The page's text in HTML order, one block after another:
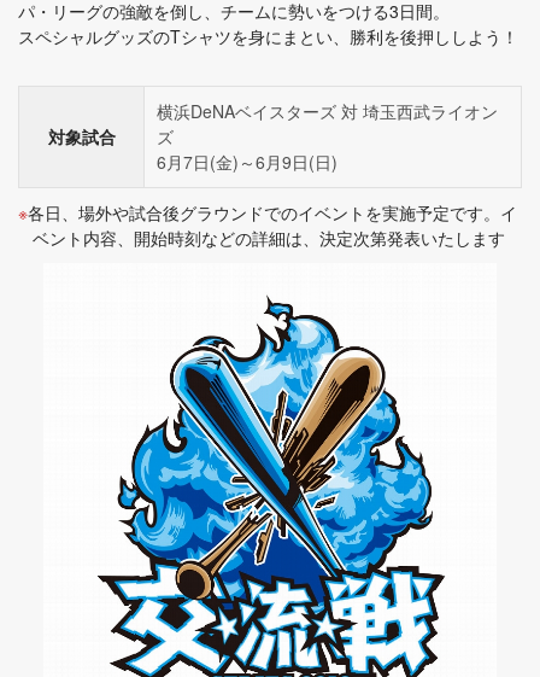
パ・リーグの強敵を倒し、チームに勢いをつける3日間。
スペシャルグッズのTシャツを身にまとい、勝利を後押ししよう！
対象試合
横浜DeNAベイスターズ 対 埼玉西武ライオン
ズ
6月7日(金)～6月9日(日)
各日、場外や試合後グラウンドでのイベントを実施予定です。イ
ベント内容、開始時刻などの詳細は、決定次第発表いたします